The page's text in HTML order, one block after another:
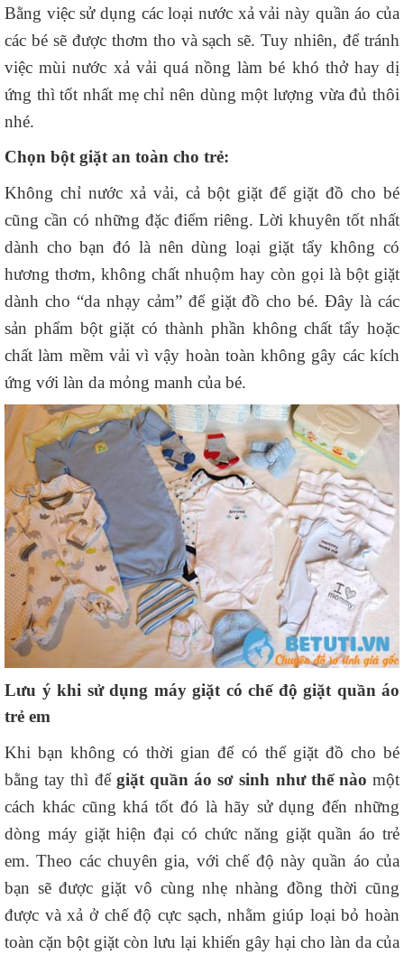
Bằng việc sử dụng các loại nước xả vải này quần áo của
các bé sẽ được thơm tho và sạch sẽ. Tuy nhiên, để tránh
việc mùi nước xả vải quá nồng làm bé khó thở hay dị
ứng thì tốt nhất mẹ chỉ nên dùng một lượng vừa đủ thôi
nhé.
Chọn bột giặt an toàn cho trẻ:
Không chỉ nước xả vải, cả bột giặt để giặt đồ cho bé
cũng cần có những đặc điểm riêng. Lời khuyên tốt nhất
dành cho bạn đó là nên dùng loại giặt tẩy không có
hương thơm, không chất nhuộm hay còn gọi là bột giặt
dành cho “da nhạy cảm” để giặt đồ cho bé. Đây là các
sản phẩm bột giặt có thành phần không chất tẩy hoặc
chất làm mềm vải vì vậy hoàn toàn không gây các kích
ứng với làn da mỏng manh của bé.
Lưu ý khi sử dụng máy giặt có chế độ giặt quần áo
trẻ em
Khi bạn không có thời gian để có thể giặt đồ cho bé
bằng tay thì để giặt quần áo sơ sinh như thế nào một
cách khác cũng khá tốt đó là hãy sử dụng đến những
dòng máy giặt hiện đại có chức năng giặt quần áo trẻ
em. Theo các chuyên gia, với chế độ này quần áo của
bạn sẽ được giặt vô cùng nhẹ nhàng đồng thời cũng
được và xả ở chế độ cực sạch, nhằm giúp loại bỏ hoàn
toàn cặn bột giặt còn lưu lại khiến gây hại cho làn da của